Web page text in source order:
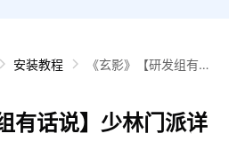
安装教程
《玄影》【研发组有话
有话说】少林门派详